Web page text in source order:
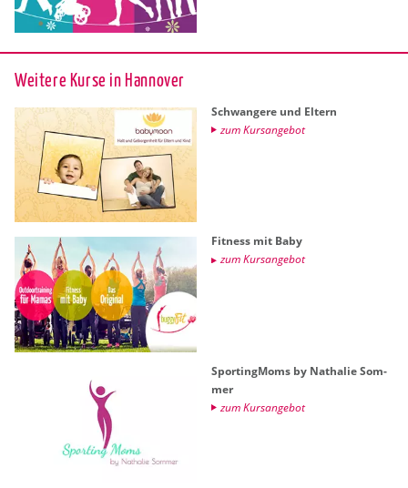
Wei­te­re Kurse in Han­no­ver
Schwan­ge­re und El­tern
zum Kurs­an­ge­bot
Fit­ness mit Baby
zum Kurs­an­ge­bot
Sporting­Moms by Na­tha­lie Som­
mer
zum Kurs­an­ge­bot